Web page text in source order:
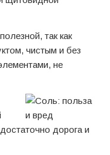
так как
чистым и без
не
дорога и